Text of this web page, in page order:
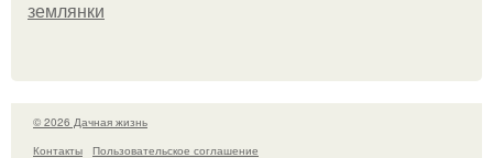
землянки
© 2026 Дачная жизнь
Контакты
Пользовательское соглашение